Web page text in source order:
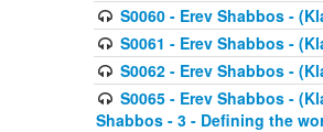
S0060 - Erev Shabbos -
S0061 - Erev Shabbos -
S0062 - Erev Shabbos -
S0065 - Erev Shabbos -
Shabbos - 3 - Defining the